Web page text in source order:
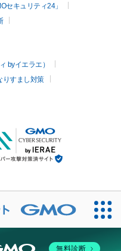
セキュリティ24」
byイエラエ）
りすまし対策
無料診断